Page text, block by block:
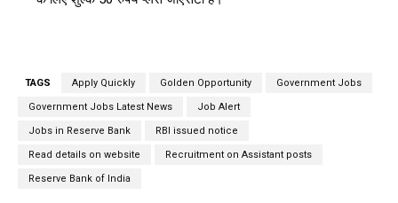
TAGS Apply Quickly Golden Opportunity Government Jobs
Government Jobs Latest News Job Alert
Jobs in Reserve Bank RBI issued notice
Read details on website Recruitment on Assistant posts
Reserve Bank of India